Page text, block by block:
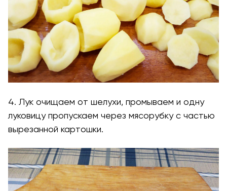
4. Лук очищаем от шелухи, промываем и одну
луковицу пропускаем через мясорубку с частью
вырезанной картошки.